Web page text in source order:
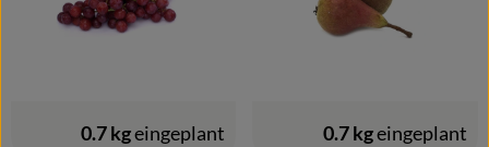
0.7 kgeingeplant 0.7 kgeingeplant